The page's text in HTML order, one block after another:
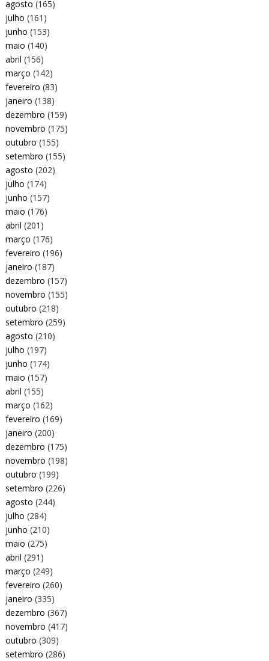
agosto (165)
julho (161)
junho (153)
maio (140)
abril (156)
março (142)
fevereiro (83)
janeiro (138)
dezembro (159)
novembro (175)
outubro (155)
setembro (155)
agosto (202)
julho (174)
junho (157)
maio (176)
abril (201)
março (176)
fevereiro (196)
janeiro (187)
dezembro (157)
novembro (155)
outubro (218)
setembro (259)
agosto (210)
julho (197)
junho (174)
maio (157)
abril (155)
março (162)
fevereiro (169)
janeiro (200)
dezembro (175)
novembro (198)
outubro (199)
setembro (226)
agosto (244)
julho (284)
junho (210)
maio (275)
abril (291)
março (249)
fevereiro (260)
janeiro (335)
dezembro (367)
novembro (417)
outubro (309)
setembro (286)